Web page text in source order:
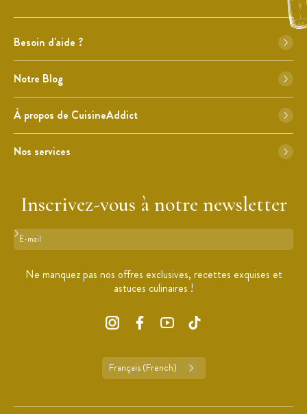
Besoin d'aide ?
Notre Blog
À propos de CuisineAddict
Nos services
Inscrivez-vous à notre newsletter
Format : adresse@email.com
Ne manquez pas nos offres exclusives, recettes exquises et
astuces culinaires !
Français (French)